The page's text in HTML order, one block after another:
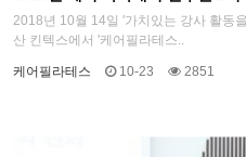
2018년 10월 14일 '가치있는 강사 활동
산 킨텍스에서 '케어필라테스..
케어필라테스 10-23 2851